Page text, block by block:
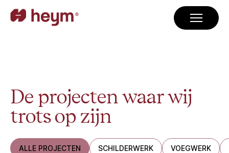
De projecten waar wij
trots op zijn
ALLE PROJECTEN SCHILDERWERK VOEGWERK